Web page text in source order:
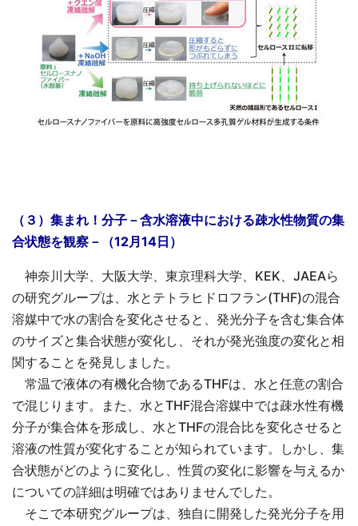
（３）集まれ！分子－含水溶液中における疎水性物質の集
合状態を観察－（12月14日）
神奈川大学、大阪大学、東京理科大学、KEK、JAEAら
の研究グループは、水とテトラヒドロフラン(THF)の混合
溶媒中で水の割合を変化させると、発光分子を含む集合体
のサイズと集合状態が変化し、それが発光強度の変化と相
関することを発見しました。
常温で液体の有機化合物であるTHFは、水と任意の割合
で混じります。また、水とTHF混合溶媒中では疎水性有機
分子が集合体を形成し、水とTHFの混合比を変化させると
溶液の性質が変化することが知られています。しかし、集
合状態がどのように変化し、性質の変化に影響を与えるか
についての詳細は明確ではありませんでした。
そこで本研究グループは、独自に開発した発光分子を用